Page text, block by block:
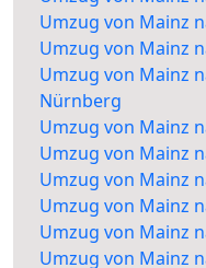
Umzug von Mainz
Umzug von Mainz
Umzug von Mainz
Nürnberg
Umzug von Mainz
Umzug von Mainz
Umzug von Mainz
Umzug von Mainz
Umzug von Mainz
Umzug von Mainz